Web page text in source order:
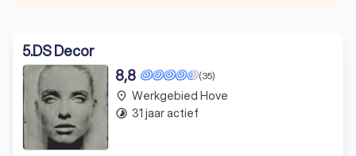
5.DS Decor
(35)
8,8
place Werkgebied Hove
timelapse 31 jaar actief